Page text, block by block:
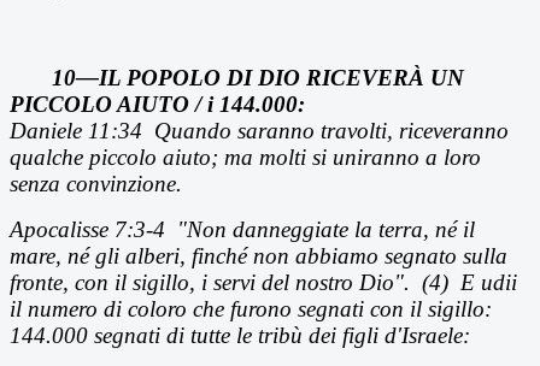
10—IL POPOLO DI DIO RICEVERÀ UN
PICCOLO AIUTO / i144.000:
Daniele 11:34 Quando saranno travolti, riceveranno
qualche piccolo aiuto; ma molti si uniranno a loro
senza convinzione.
Apocalisse 7:3-4 "Non danneggiate la terra, né il
mare, né gli alberi, finché non abbiamo segnato sulla
fronte, con il sigillo, i servi del nostro Dio". (4) E udii
il numero di coloro che furono segnati con il sigillo:
144.000 segnati di tutte le tribù dei figli d'Israele: